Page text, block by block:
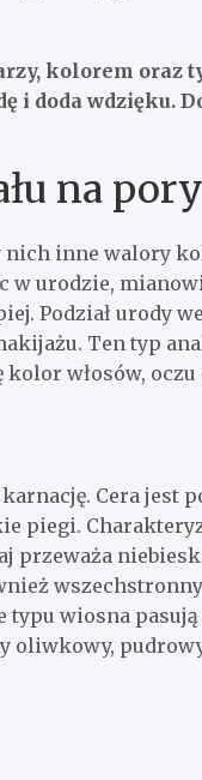
kolorem oraz
i doda wdzięku.
na
inne walory
w urodzie,
Podział urody
Ten typ
włosów, oczu
Cera jest
piegi.
przeważa
typu wiosna
oliwkowy,